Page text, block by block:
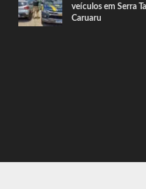
veículos em Serra
Caruaru